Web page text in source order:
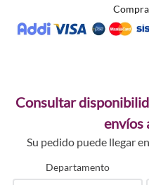
Consultar
envíos
Su pedido puede llegar
Departamento